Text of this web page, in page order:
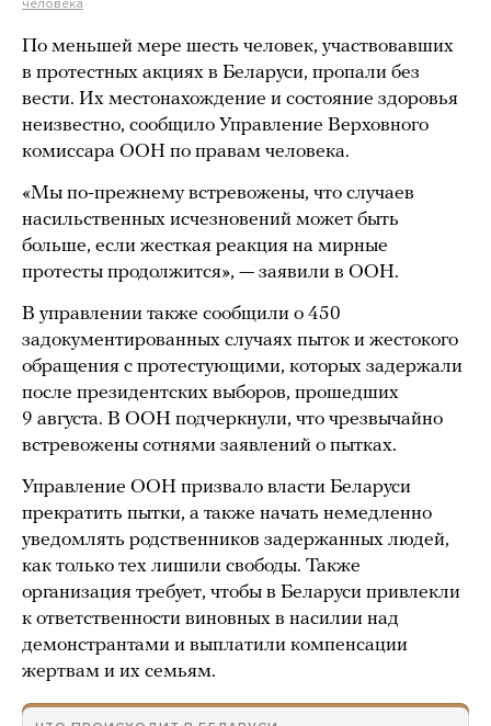
человека
По меньшей мере шесть человек, участвовавших
в протестных акциях в Беларуси, пропали без
вести. Их местонахождение и состояние здоровья
неизвестно, сообщило Управление Верховного
комиссара ООН по правам человека.
«Мы по-прежнему встревожены, что случаев
насильственных исчезновений может быть
больше, если жесткая реакция на мирные
протесты продолжится», — заявили в ООН.
В управлении также сообщили о 450
задокументированных случаях пыток и жестокого
обращения с протестующими, которых задержали
после президентских выборов, прошедших
9 августа. В ООН подчеркнули, что чрезвычайно
встревожены сотнями заявлений о пытках.
Управление ООН призвало власти Беларуси
прекратить пытки, а также начать немедленно
уведомлять родственников задержанных людей,
как только тех лишили свободы. Также
организация требует, чтобы в Беларуси привлекли
к ответственности виновных в насилии над
демонстрантами и выплатили компенсации
жертвам и их семьям.